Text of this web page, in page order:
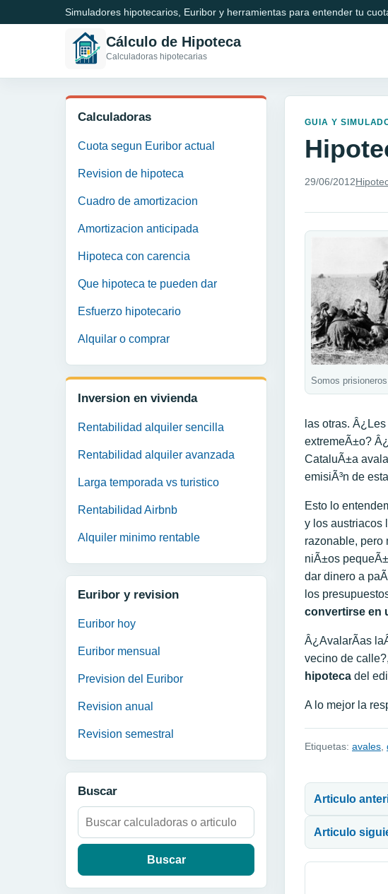
Simuladores hipotecarios, Euribor y herramientas para entender tu
Cálculo de Hipoteca
Calculadoras hipotecarias
Calculadoras
Cuota segun Euribor actual
Revision de hipoteca
Cuadro de amortizacion
Amortizacion anticipada
Hipoteca con carencia
Que hipoteca te pueden dar
Esfuerzo hipotecario
Alquilar o comprar
Inversion en vivienda
Rentabilidad alquiler sencilla
Rentabilidad alquiler avanzada
Larga temporada vs turistico
Rentabilidad Airbnb
Alquiler minimo rentable
Euribor y revision
Euribor hoy
Euribor mensual
Prevision del Euribor
Revision anual
Revision semestral
Buscar
Buscar:
GUIA Y
29/06/2012
Somos prisioneros
las otras.
extremeÃ±o?
CataluÃ±a
emisiÃ³n de esta
Esto lo
y los austriacos
razonable, pero
niÃ±os
dar dinero a
los
convertirse en
Â¿AvalarÃ­as
vecino de
hipoteca del
A lo mejor la
Etiquetas: avales
Articulo
Articulo